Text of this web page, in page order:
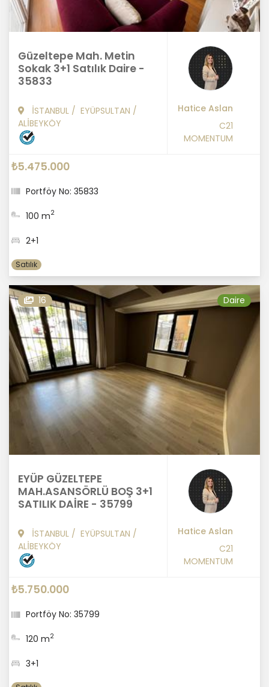
Güzeltepe Mah. Metin
Sokak 3+1 Satılık Daire -
35833
İSTANBUL / EYÜPSULTAN /
ALİBEYKÖY
Hatice Aslan
C21
MOMENTUM
₺5.475.000
Portföy No: 35833
100 m2
2+1
Satılık
16 Daire
EYÜP GÜZELTEPE
MAH.ASANSÖRLÜ BOŞ 3+1
SATILIK DAİRE - 35799
İSTANBUL / EYÜPSULTAN /
ALİBEYKÖY
Hatice Aslan
C21
MOMENTUM
₺5.750.000
Portföy No: 35799
120 m2
3+1